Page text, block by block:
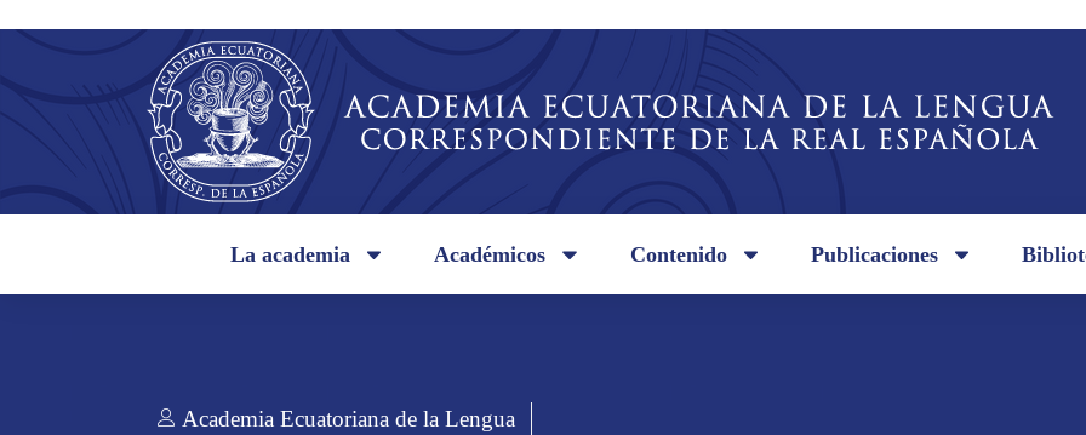
La academia Académicos Contenido Publicaciones
Academia Ecuatoriana de la Lengua